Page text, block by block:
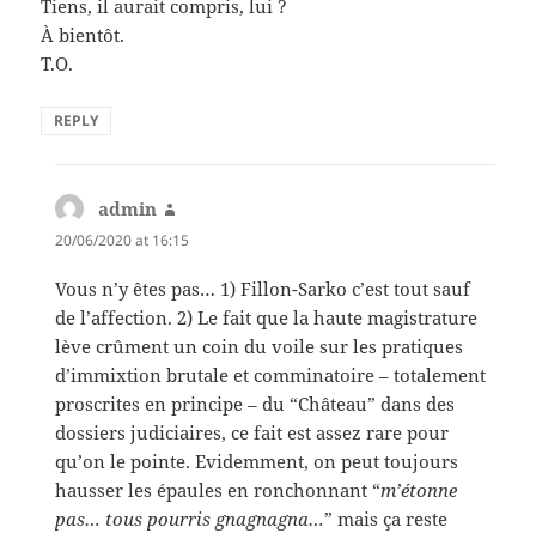
Tiens, il aurait compris, lui ?
À bientôt.
T.O.
REPLY
admin
20/06/2020 at 16:15
Vous n’y êtes pas… 1) Fillon-Sarko c’est tout sauf
de l’affection. 2) Le fait que la haute magistrature
lève crûment un coin du voile sur les pratiques
d’immixtion brutale et comminatoire – totalement
proscrites en principe – du “Château” dans des
dossiers judiciaires, ce fait est assez rare pour
qu’on le pointe. Evidemment, on peut toujours
hausser les épaules en ronchonnant “m’étonne
pas… tous pourris gnagnagna…” mais ça reste